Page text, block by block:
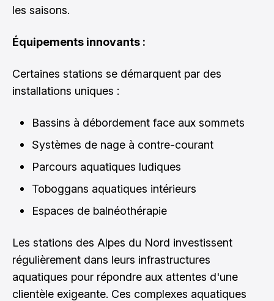
les saisons.
Équipements innovants :
Certaines stations se démarquent par des
installations uniques :
Bassins à débordement face aux sommets
Systèmes de nage à contre-courant
Parcours aquatiques ludiques
Toboggans aquatiques intérieurs
Espaces de balnéothérapie
Les stations des Alpes du Nord investissent
régulièrement dans leurs infrastructures
aquatiques pour répondre aux attentes d'une
clientèle exigeante. Ces complexes aquatiques